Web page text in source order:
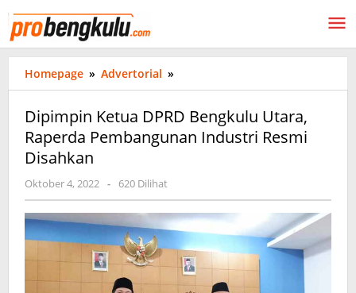
ke
konten
Homepage » Advertorial »
Ketua
Bengkulu
Utara,
Resmi
Disahkan
Dipimpin Ketua DPRD Bengkulu Utara,
Raperda Pembangunan Industri Resmi
Disahkan
Oktober 4, 2022 oleh
probengkulu01
- 620 Dilihat